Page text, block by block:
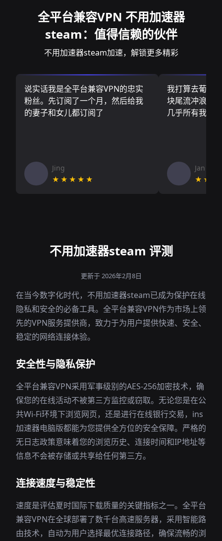
全平台兼容VPN 不用加速器
steam：值得信赖的伙伴
不用加速器steam加速，解锁更多精彩
说实话我是全平台兼容VPN的忠实
粉丝。先订阅了一个月，然后给我
的妻子和女儿都订阅了
Jing
★★★★★
我打算去葡萄
块尾流冲浪板
几乎所有我需
Jan V
不用加速器steam 评测
更新于 2026年2月8日
在当今数字化时代，不用加速器steam已成为保护在线
隐私和安全的必备工具。全平台兼容VPN作为市场上领
先的VPN服务提供商，致力于为用户提供快速、安全、
稳定的网络连接体验。
安全性与隐私保护
全平台兼容VPN采用军事级别的AES-256加密技术，确
保您的在线活动不被第三方监控或窃取。无论您是在公
共Wi-Fi环境下浏览网页，还是进行在线银行交易，ins
加速器电脑版都能为您提供全方位的安全保障。严格的
无日志政策意味着您的浏览历史、连接时间和IP地址等
信息不会被存储或共享给任何第三方。
连接速度与稳定性
速度是评估夏时国际下载质量的关键指标之一。全平台
兼容VPN在全球部署了数千台高速服务器，采用智能路
由技术，自动为用户选择最优连接路径，确保流畅的浏